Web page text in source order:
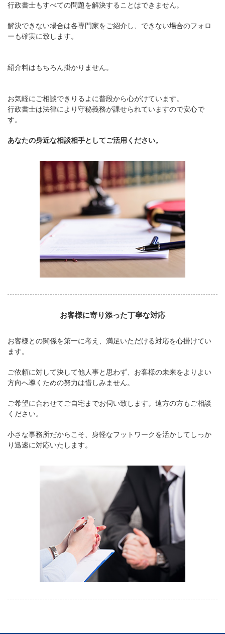
行政書士もすべての問題を解決することはできません。
解決できない場合は各専門家をご紹介し、できない場合のフォロ
ーも確実に致します。
紹介料はもちろん掛かりません。
お気軽にご相談できりるよに普段から心がけています。
行政書士は法律により守秘義務が課せられていますので安心で
す。
あなたの身近な相談相手としてご活用ください。
お客様に寄り添った丁寧な対応
お客様との関係を第一に考え、満足いただける対応を心掛けてい
ます。
ご依頼に対して決して他人事と思わず、お客様の未来をよりよい
方向へ導くための努力は惜しみません。
ご希望に合わせてご自宅までお伺い致します。遠方の方もご相談
ください。
小さな事務所だからこそ、身軽なフットワークを活かしてしっか
り迅速に対応いたします。